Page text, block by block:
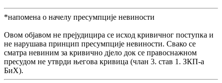
*напомена о начелу пресумпције невиности
Овом објавом не прејудицира се исход кривичног поступка и
не нарушава принцип пресумпције невиности. Свако се
сматра невиним за кривично дјело док се правоснажном
пресудом не утврди његова кривица (члан 3. став 1. ЗКП-а
БиХ).